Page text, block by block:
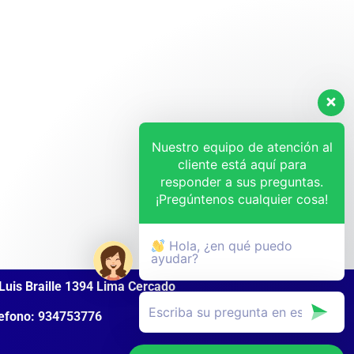
Braille 1394 Lima Cercado
934753776
Nuestro equipo de atención al
cliente está aquí para
responder a sus preguntas.
¡Pregúntenos cualquier cosa!
Hola, ¿en qué puedo
ayudar?